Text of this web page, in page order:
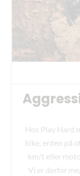
Hos Play Hard
bike, enten på
km/t eller
Vi er derfor